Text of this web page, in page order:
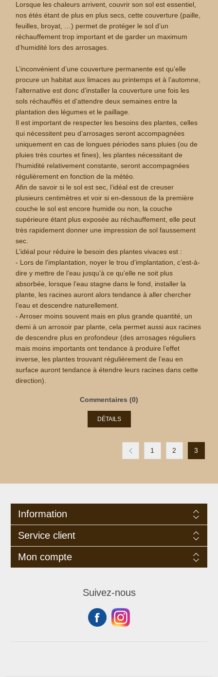
Lorsque les chaleurs arrivent, couvrir son sol est essentiel,
nos étés étant de plus en plus secs, cette couverture (paille,
feuilles, broyat, …) permet de protéger le sol d’un
réchauffement trop important et de garder un maximum
d’humidité lors des arrosages.
L’inconvénient d’une couverture permanente est qu’elle
procure un habitat aux limaces au printemps et à l’automne,
l’alternative est donc d’installer la couverture une fois les
sols réchauffés et d’attendre deux semaines entre la
plantation des légumes et le paillage.
Il est important de respecter les besoins des plantes, celles
qui nécessitent peu d’arrosages seront accompagnées
uniquement en cas de longues périodes sans pluies (ou de
pluies très courtes et fines), les plantes nécessitant de
l’humidité relativement constante, seront accompagnées
régulièrement en fonction de la météo.
Afin de savoir si le sol est sec, l’idéal est de creuser
plusieurs centimètres et voir si en-dessous de la première
couche le sol est encore humide ou non, la couche
supérieure étant plus exposée au réchauffement, elle peut
très rapidement donner une impression de sol faussement
sec.
L’idéal pour réduire le besoin des plantes vivaces est :
- Lors de l’implantation, noyer le trou d’implantation, c’est-à-
dire y mettre de l’eau jusqu’à ce qu’elle ne soit plus
absorbée, lorsque l’eau stagne dans le fond, installer la
plante, les racines auront alors tendance à aller chercher
l’eau et descendre naturellement.
- Arroser moins souvent mais en plus grande quantité, un
demi à un arrosoir par plante, cela permet aussi aux racines
de descendre plus en profondeur (des arrosages réguliers
mais moins importants ont tendance à produire l’effet
inverse, les plantes trouvant régulièrement de l’eau en
surface auront tendance à étendre leurs racines dans cette
direction).
Commentaires (0)
DÉTAILS
1 2 3
Information
Service client
Mon compte
Suivez-nous